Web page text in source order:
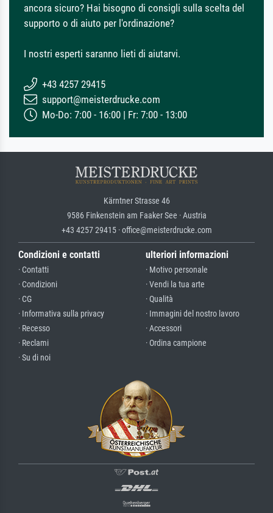
ancora sicuro? Hai bisogno di consigli sulla scelta del
supporto o di aiuto per l'ordinazione?
I nostri esperti saranno lieti di aiutarvi.
+43 4257 29415
support@meisterdrucke.com
Mo-Do: 7:00 - 16:00 | Fr: 7:00 - 13:00
Kärntner Strasse 46
9586 Finkenstein am Faaker See · Austria
+43 4257 29415 · office@meisterdrucke.com
Condizioni e contatti
· Contatti
· Condizioni
· CG
· Informativa sulla privacy
· Recesso
· Reclami
· Su di noi
ulteriori informazioni
· Motivo personale
· Vendi la tua arte
· Qualità
· Immagini del nostro lavoro
· Accessori
· Ordina campione